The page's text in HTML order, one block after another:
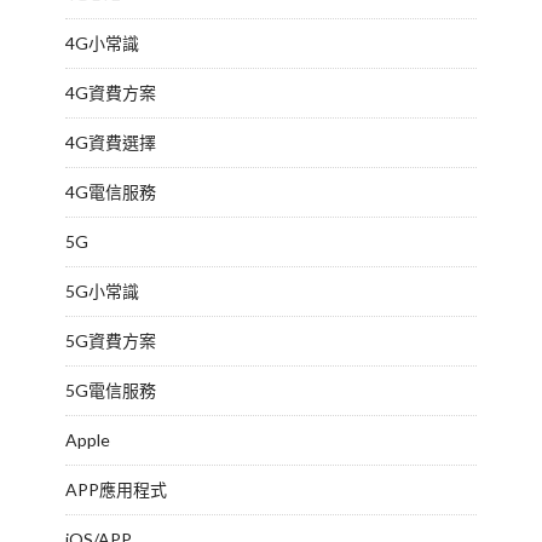
4G小常識
4G資費方案
4G資費選擇
4G電信服務
5G
5G小常識
5G資費方案
5G電信服務
Apple
APP應用程式